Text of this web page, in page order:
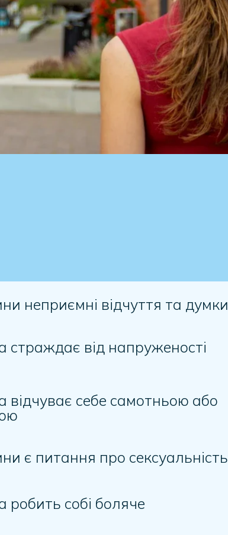
неприємні відчуття та думки
страждає від напруженості
відчуває себе самотньою або
є питання про сексуальність
робить собі боляче